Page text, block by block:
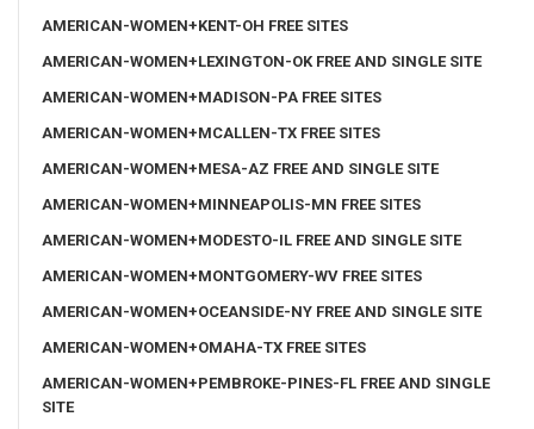
AMERICAN-WOMEN+KENT-OH FREE SITES
AMERICAN-WOMEN+LEXINGTON-OK FREE AND SINGLE SITE
AMERICAN-WOMEN+MADISON-PA FREE SITES
AMERICAN-WOMEN+MCALLEN-TX FREE SITES
AMERICAN-WOMEN+MESA-AZ FREE AND SINGLE SITE
AMERICAN-WOMEN+MINNEAPOLIS-MN FREE SITES
AMERICAN-WOMEN+MODESTO-IL FREE AND SINGLE SITE
AMERICAN-WOMEN+MONTGOMERY-WV FREE SITES
AMERICAN-WOMEN+OCEANSIDE-NY FREE AND SINGLE SITE
AMERICAN-WOMEN+OMAHA-TX FREE SITES
AMERICAN-WOMEN+PEMBROKE-PINES-FL FREE AND SINGLE
SITE